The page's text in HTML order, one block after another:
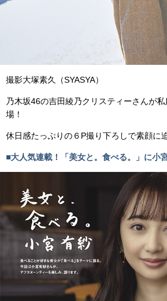
撮影大塚素久（SYASYA）
乃木坂46の吉田綾乃クリスティーさんが
場！
休日感たっぷりの６P撮り下ろしで素顔に
■大人気連載！「美女と。食べる。」に小